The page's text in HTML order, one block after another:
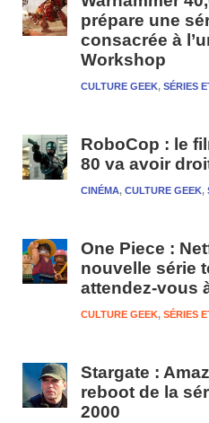
prépare une
consacrée à
Workshop
CULTURE GEEK, SÉRIES
RoboCop : le
80 va avoir
CINÉMA, CULTURE GEEK,
One Piece :
nouvelle série
attendez-vous
CULTURE GEEK, SÉRIES
Stargate :
reboot de la
2000